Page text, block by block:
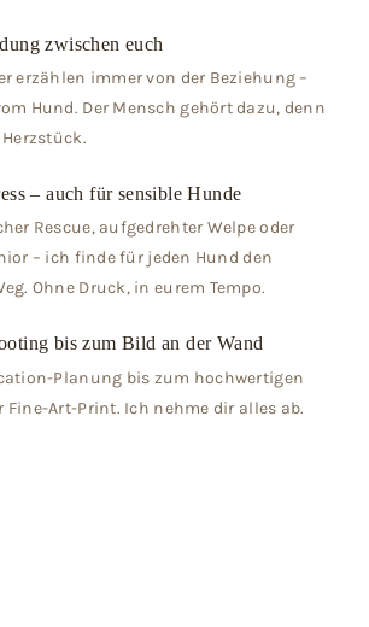
zwischen euch
erzählen immer von der Beziehung –
Hund. Der Mensch gehört dazu, denn
– auch für sensible Hunde
Rescue, aufgedrehter Welpe oder
– ich finde für jeden Hund den
Ohne Druck, in eurem Tempo.
bis zum Bild an der Wand
Planung bis zum hochwertigen
Fine-Art-Print. Ich nehme dir alles ab.